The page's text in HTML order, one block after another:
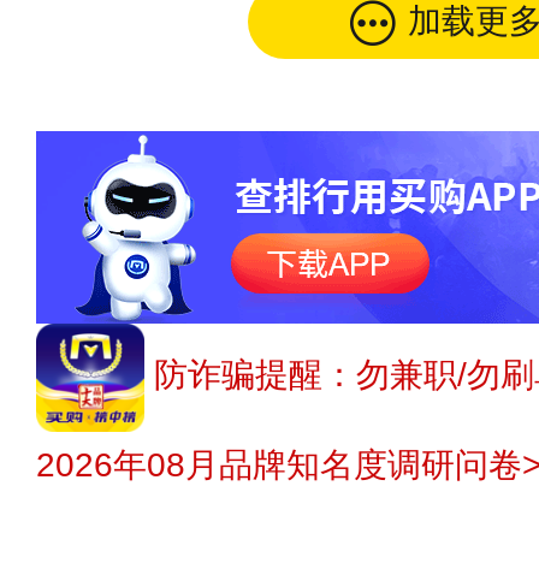
加载更
防诈骗提醒：勿兼职/勿
2026年08月品牌知名度调研问卷